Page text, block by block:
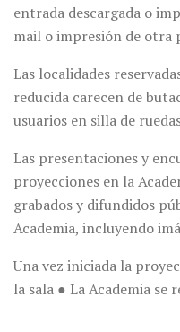
entrada descargada o
mail o impresión de otra
Las localidades
reducida carecen de
usuarios en silla de
Las presentaciones y
proyecciones en la
grabados y difundidos
Academia, incluyendo
Una vez iniciada la
la sala ● La Academia se